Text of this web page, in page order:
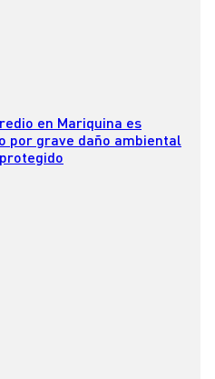
en Mariquina es
por grave daño ambiental